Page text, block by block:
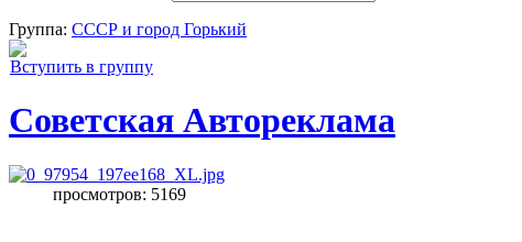
Группа: СССР и город Горький
Вступить в группу
Советская Автореклама
просмотров: 5169